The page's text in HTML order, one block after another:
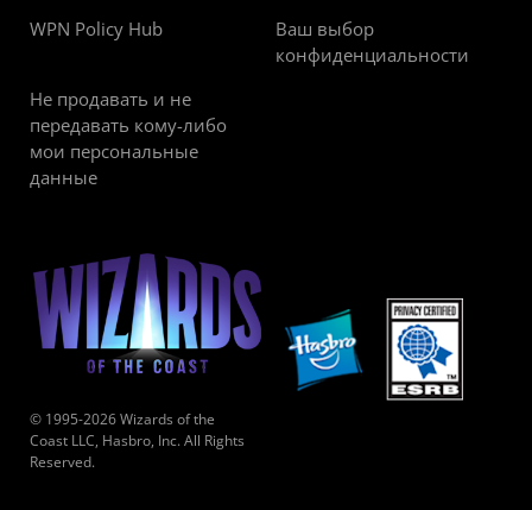
WPN Policy Hub
Ваш выбор
конфиденциальности
Не продавать и не
передавать кому-либо
мои персональные
данные
© 1995-2026 Wizards of the
Coast LLC, Hasbro, Inc. All Rights
Reserved.